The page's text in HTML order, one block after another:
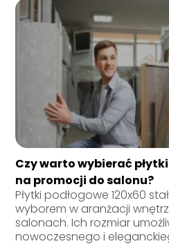
Czy warto wybierać
na promocji do salonu?
Płytki podłogowe 120x60
wyborem w aranżacji
salonach. Ich rozmiar
nowoczesnego i